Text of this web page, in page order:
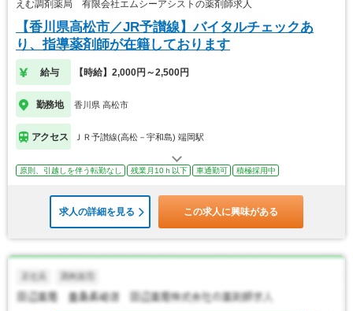
えむ調剤薬局 有限会社エムシーアシストの薬剤師求人
【香川県高松市／JR予讃線】バイタルチェックあ
り、指導薬剤師が在籍しております
給与 【時給】2,000円～2,500円
勤務地 香川県 高松市
アクセス ＪＲ予讃線(高松－宇和島) 端岡駅
原則、引越しを伴う転勤なし 残業月10ｈ以下 車通勤可 積極採用中
求人の詳細を見る この求人に興味がある